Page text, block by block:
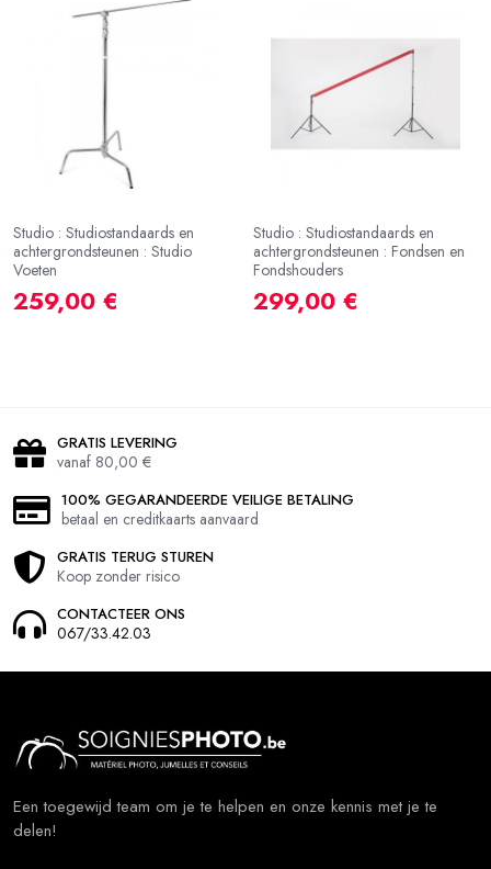
Studio : Studiostandaards en
achtergrondsteunen : Studio
Voeten
259,00 €
Studio : Studiostandaards en
achtergrondsteunen : Fondsen en
Fondshouders
299,00 €
GRATIS LEVERING
vanaf 80,00 €
100% GEGARANDEERDE VEILIGE BETALING
betaal en creditkaarts aanvaard
GRATIS TERUG STUREN
Koop zonder risico
CONTACTEER ONS
067/33.42.03
Een toegewijd team om je te helpen en onze kennis met je te
delen!